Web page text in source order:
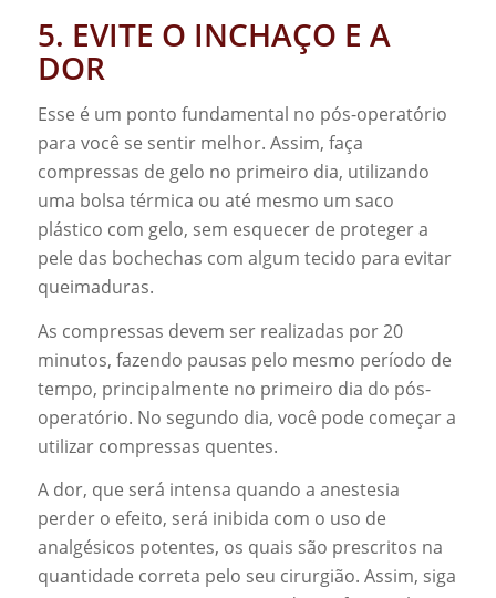
5. EVITE O INCHAÇO E A
DOR
Esse é um ponto fundamental no pós-operatório
para você se sentir melhor. Assim, faça
compressas de gelo no primeiro dia, utilizando
uma bolsa térmica ou até mesmo um saco
plástico com gelo, sem esquecer de proteger a
pele das bochechas com algum tecido para evitar
queimaduras.
As compressas devem ser realizadas por 20
minutos, fazendo pausas pelo mesmo período de
tempo, principalmente no primeiro dia do pós-
operatório. No segundo dia, você pode começar a
utilizar compressas quentes.
A dor, que será intensa quando a anestesia
perder o efeito, será inibida com o uso de
analgésicos potentes, os quais são prescritos na
quantidade correta pelo seu cirurgião. Assim, siga